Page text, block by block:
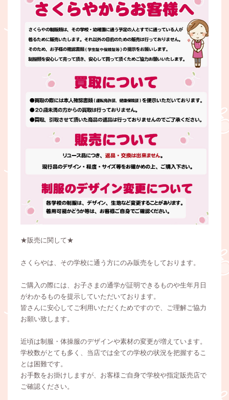
★販売に関して★
さくらやは、その学校に通う方にのみ販売をしております。
ご購入の際には、お子さまの通学が証明できるものや生年月日
がわかるものを提示していただいております。
皆さんに安心してご利用いただくためですので、ご理解ご協力
お願い致します。
近頃は制服・体操服のデザインや素材の変更が増えています。
学校数がとても多く、当店では全ての学校の状況を把握するこ
とは困難です。
お手数をお掛けしますが、お客様ご自身で学校や指定販売店で
ご確認ください。